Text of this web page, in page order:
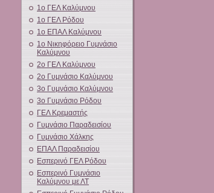
1ο ΓΕΛ Καλύμνου
1ο ΓΕΛ Ρόδου
1ο ΕΠΑΛ Καλύμνου
1ο Νικηφόρειο Γυμνάσιο
Καλύμνου
2ο ΓΕΛ Καλύμνου
2ο Γυμνάσιο Καλύμνου
3ο Γυμνάσιο Καλύμνου
3ο Γυμνάσιο Ρόδου
ΓΕΛ Κρεμαστής
Γυμνάσιο Παραδεισίου
Γυμνάσιο Χάλκης
ΕΠΑΛ Παραδεισίου
Εσπερινό ΓΕΛ Ρόδου
Εσπερινό Γυμνάσιο
Καλύμνου με ΛΤ